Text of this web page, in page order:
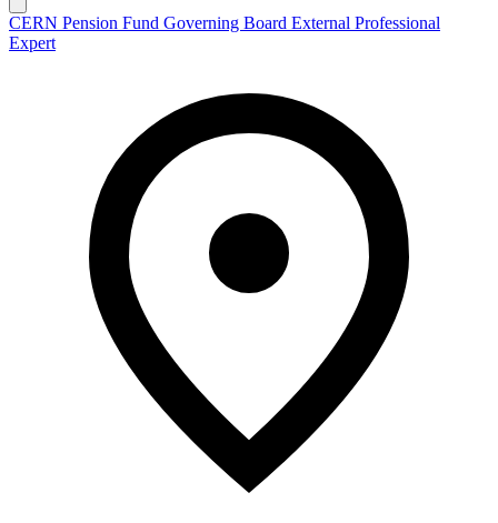
CERN Pension Fund Governing Board External Professional
Expert